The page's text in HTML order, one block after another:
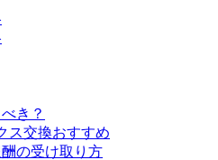
き？
ス交換おすすめ
の受け取り方